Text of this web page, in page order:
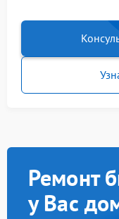
Ремонт
у Вас